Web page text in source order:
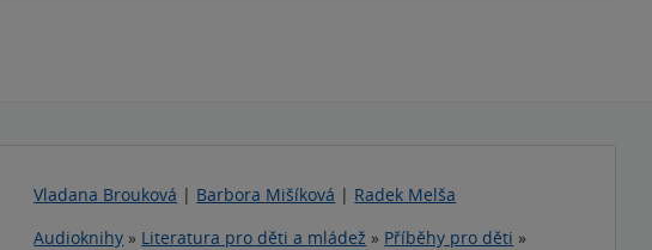
Vladana Brouková | Barbora Mišíková | Radek Melša
Audioknihy » Literatura pro děti a mládež » Příběhy pro děti »